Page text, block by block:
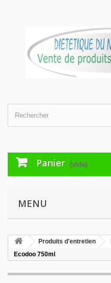
Panier (vide)
MENU
Produits d'entretien
Ecodoo 750ml